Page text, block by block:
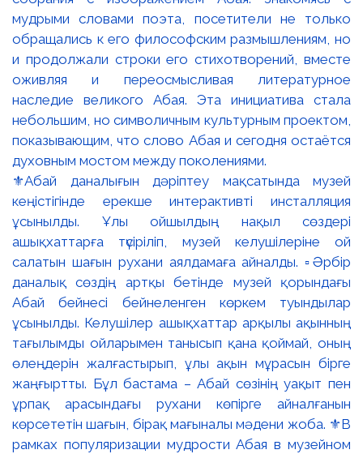
⚜️Абай даналығын дәріптеу мақсатында музей
кеңістігінде ерекше интерактивті инсталляция
ұсынылды. Ұлы ойшылдың нақыл сөздері
ашықхаттарға түсіріліп, музей келушілеріне ой
салатын шағын рухани аялдамаға айналды. ▫️Әрбір
даналық сөздің артқы бетінде музей қорындағы
Абай бейнесі бейнеленген көркем туындылар
ұсынылды. Келушілер ашықхаттар арқылы ақынның
тағылымды ойларымен танысып қана қоймай, оның
өлеңдерін жалғастырып, ұлы ақын мұрасын бірге
жаңғыртты. Бұл бастама – Абай сөзінің уақыт пен
ұрпақ арасындағы рухани көпірге айналғанын
көрсететін шағын, бірақ мағыналы мәдени жоба. ⚜️В
рамках популяризации мудрости Абая в музейном